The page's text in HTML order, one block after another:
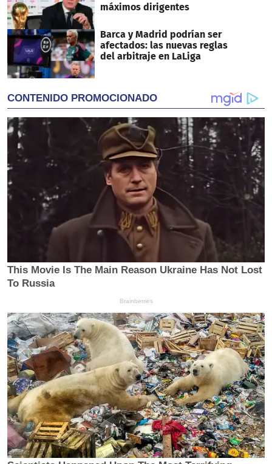
máximos dirigentes
Barca y Madrid podrían ser
afectados: las nuevas reglas
del arbitraje en LaLiga